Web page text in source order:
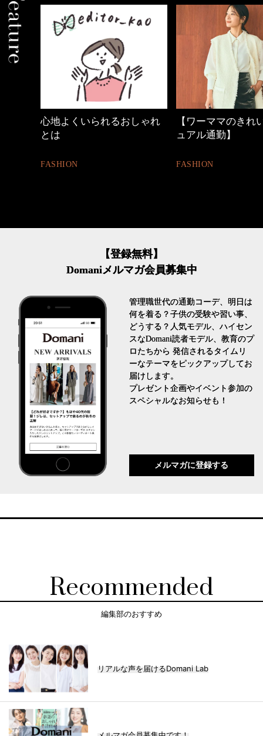
心地よくいられるおしゃれ
とは
FASHION
【ワーママのきれ
ュアル通勤】
FASHION
【登録無料】
Domaniメルマガ会員募集中
管理職世代の通勤コーデ、明日は
何を着る？子供の受験や習い事、
どうする？人気モデル、ハイセン
スなDomani読者モデル、教育のプ
ロたちから 発信されるタイムリ
ーなテーマをピックアップしてお
届けします。
プレゼント企画やイベント参加の
スペシャルなお知らせも！
メルマガに登録する
Recommended
編集部のおすすめ
リアルな声を届けるDomani Lab